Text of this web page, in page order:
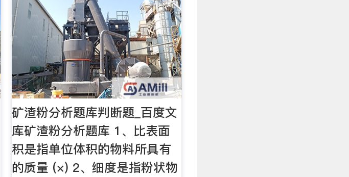
矿渣粉分析题库判断题_百度文
库矿渣粉分析题库 1、比表面
积是指单位体积的物料所具有
的质量 (×) 2、细度是指粉状物